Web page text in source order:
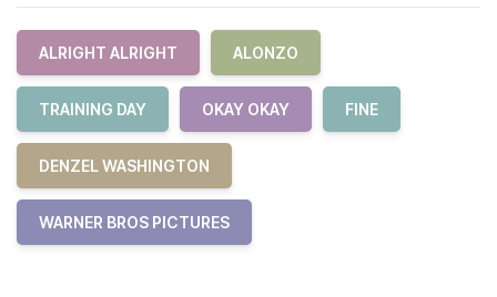
ALRIGHT ALRIGHT ALONZO
TRAINING DAY OKAY OKAY FINE
DENZEL WASHINGTON
WARNER BROS PICTURES